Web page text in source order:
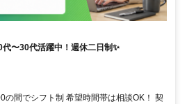
〜30代活躍中！週休二日制✨
の間でシフト制 希望時間帯は相談OK！ 契